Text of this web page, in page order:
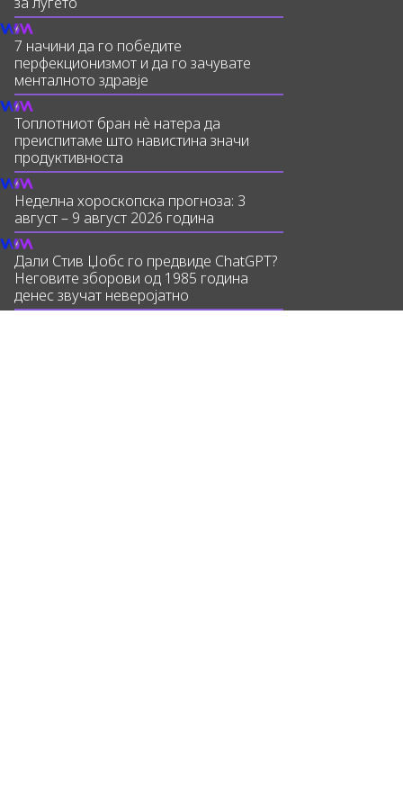
7 начини да го победите
перфекционизмот и да го зачувате
менталното здравје
Топлотниот бран нè натера да
преиспитаме што навистина значи
продуктивноста
Неделна хороскопска прогноза: 3
август – 9 август 2026 година
Дали Стив Џобс го предвиде ChatGPT?
Неговите зборови од 1985 година
денес звучат неверојатно